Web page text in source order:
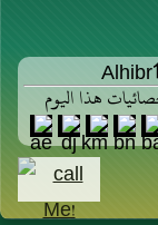
هذا اليوم